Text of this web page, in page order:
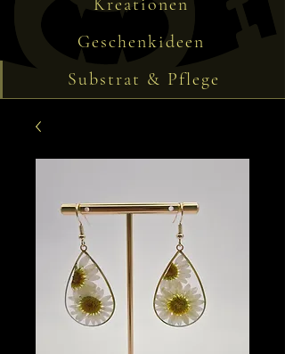
Kreationen
Geschenkideen
Substrat & Pflege